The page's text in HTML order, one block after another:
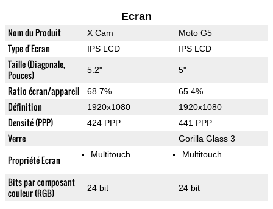
Ecran
Nom du Produit X Cam Moto G5
Type d'Ecran IPS LCD IPS LCD
Taille (Diagonale,
Pouces)
5.2" 5"
Ratio écran/appareil 68.7% 65.4%
Définition 1920x1080 1920x1080
Densité (PPP) 424 PPP 441 PPP
Verre Gorilla Glass 3
Propriété Ecran Multitouch Multitouch
Bits par composant
couleur (RGB)
24 bit 24 bit